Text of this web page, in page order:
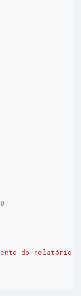
do relatório